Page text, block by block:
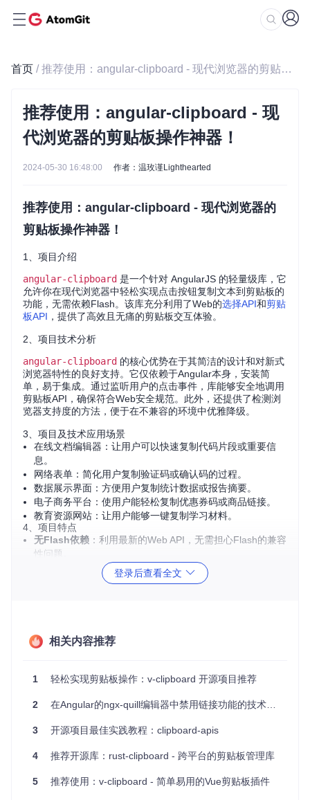
首页 / 推荐使用：angular-clipboard - 现代浏览器的剪贴板操作神器！
推荐使用：angular-clipboard - 现
代浏览器的剪贴板操作神器！
2024-05-30 16:48:00 作者：温玫谨Lighthearted
推荐使用：angular-clipboard - 现代浏览器的
剪贴板操作神器！
1、项目介绍
angular-clipboard 是一个针对 AngularJS 的轻量级库，它
允许你在现代浏览器中轻松实现点击按钮复制文本到剪贴板的
功能，无需依赖Flash。该库充分利用了Web的选择API和剪贴
板API ，提供了高效且无痛的剪贴板交互体验。
2、项目技术分析
angular-clipboard 的核心优势在于其简洁的设计和对新式
浏览器特性的良好支持。它仅依赖于Angular本身，安装简
单，易于集成。通过监听用户的点击事件，库能够安全地调用
剪贴板API，确保符合Web安全规范。此外，还提供了检测浏
览器支持度的方法，便于在不兼容的环境中优雅降级。
3、项目及技术应用场景
在线文档编辑器：让用户可以快速复制代码片段或重要信
息。
网络表单：简化用户复制验证码或确认码的过程。
数据展示界面：方便用户复制统计数据或报告摘要。
电子商务平台：使用户能轻松复制优惠券码或商品链接。
教育资源网站：让用户能够一键复制学习材料。
4、项目特点
无Flash依赖 ：利用最新的Web API，无需担心Flash的兼容
性问题。
：只需添加一行代码，即可将文本复制功能绑定到
活调用复制方法。
广泛的浏览器支持
要开始使用这个强大的库，只需运行
-clipboard --save
并按照项目文档说明进行配置。查看
，亲自体验它的便捷与强大吧！
登录后查看全文
相关内容推荐
1 轻松实现剪贴板操作：v-clipboard 开源项目推荐
2 在Angular的ngx-quill编辑器中禁用链接功能的技术方案
3 开源项目最佳实践教程：clipboard-apis
4 推荐开源库：rust-clipboard - 跨平台的剪贴板管理库
5 推荐使用：v-clipboard - 简单易用的Vue剪贴板插件